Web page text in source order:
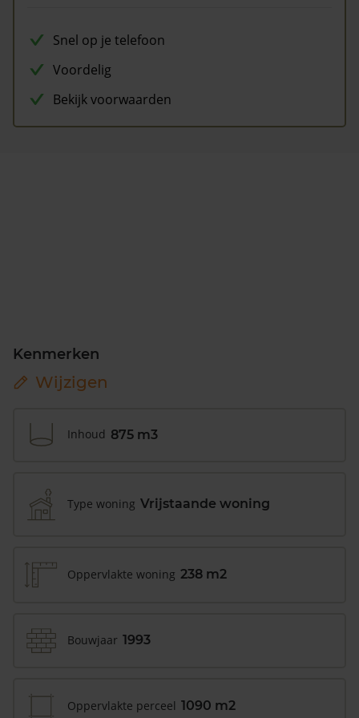
Snel op je telefoon
Voordelig
Bekijk voorwaarden
Kenmerken
Wijzigen
Inhoud 875 m3
Type woning Vrijstaande woning
Oppervlakte woning 238 m2
Bouwjaar 1993
Oppervlakte perceel 1090 m2